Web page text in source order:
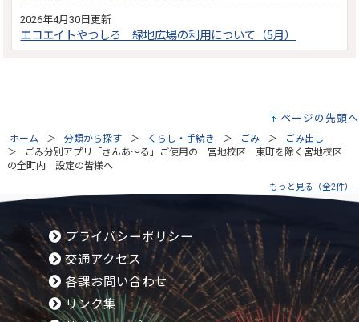
2026年4月30日更新
エコエイトやつしろ 緑地広場の利用について（5月）
ページの先頭へ
ホーム 分類から探す くらし・手続き ごみ
ごみ出し
ごみ分別アプリ「さんあ～る」ご使用の 宮地校区 東町を除く宮地校区
の全町内 設定の皆様へ
もっと見る（全2件）
プライバシーポリシー
交通アクセス
各課お問い合わせ
リンク集